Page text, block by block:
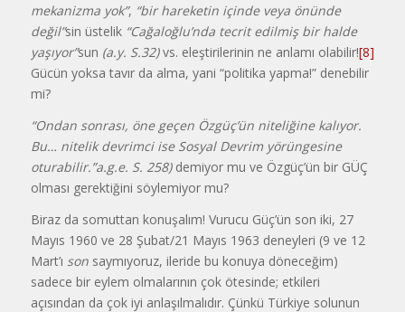
mekanizma yok”, “bir hareketin içinde veya önünde
değil”sin üstelik “Cağaloğlu’nda tecrit edilmiş bir halde
yaşıyor”sun (a.y. S.32)vs. eleştirilerinin ne anlamı olabilir![8]
Gücün yoksa tavır da alma, yani “politika yapma!” denebilir
mi?
“Ondan sonrası, öne geçen Özgüç’ün niteliğine kalıyor.
Bu… nitelik devrimci ise Sosyal Devrim yörüngesine
oturabilir.”a.g.e. S. 258) demiyor mu ve Özgüç’ün bir GÜÇ
olması gerektiğini söylemiyor mu?
Biraz da somuttan konuşalım! Vurucu Güç’ün son iki, 27
Mayıs 1960 ve 28 Şubat/21 Mayıs 1963 deneyleri (9 ve 12
Mart’ı sonsaymıyoruz, ileride bu konuya döneceğim)
sadece bir eylem olmalarının çok ötesinde; etkileri
açısından da çok iyi anlaşılmalıdır. Çünkü Türkiye solunun